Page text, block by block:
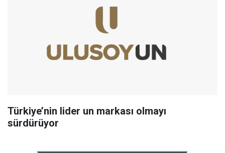
Türkiye’nin lider un markası olmayı
sürdürüyor